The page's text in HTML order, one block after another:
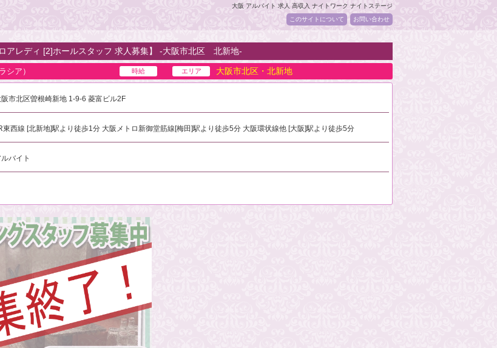
大阪 アルバイト 求人 高収入 ナイトワーク ナイトステージ
このサイトについて
お問い合わせ
アレディ [2]ホールスタッフ 求人募集】 -大阪市北区 北新地-
シア） 時給 エリア 大阪市北区・北新地
阪市北区曽根崎新地 1-9-6 菱富ビル2F
東西線 [北新地]駅より徒歩1分 大阪メトロ新御堂筋線[梅田]駅より徒歩5分 大阪環状線他 [大阪]駅より徒歩5分
ルバイト